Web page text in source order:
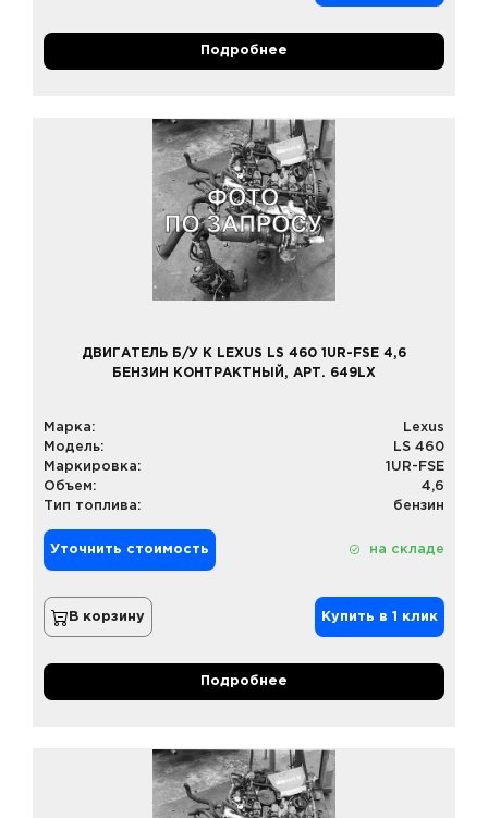
Подробнее
ДВИГАТЕЛЬ Б/У К LEXUS LS 460 1UR-FSE 4,6
БЕНЗИН КОНТРАКТНЫЙ, АРТ. 649LX
Марка:
Lexus
Модель:
LS 460
Маркировка:
1UR-FSE
Объем:
4,6
Тип топлива:
бензин
Уточнить стоимость на складе
В корзину Купить в 1 клик
Подробнее